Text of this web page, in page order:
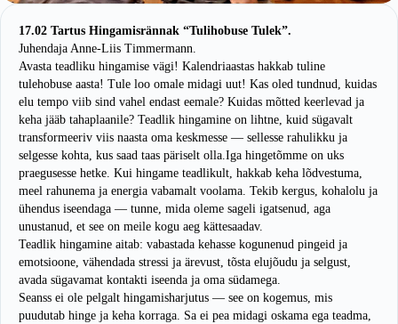
17.02 Tartus Hingamisrännak “Tulihobuse Tulek”.
Juhendaja Anne-Liis Timmermann.
Avasta teadliku hingamise vägi! Kalendriaastas hakkab tuline
tulehobuse aasta! Tule loo omale midagi uut! Kas oled tundnud, kuidas
elu tempo viib sind vahel endast eemale? Kuidas mõtted keerlevad ja
keha jääb tahaplaanile? Teadlik hingamine on lihtne, kuid sügavalt
transformeeriv viis naasta oma keskmesse — sellesse rahulikku ja
selgesse kohta, kus saad taas päriselt olla.Iga hingetõmme on uks
praegusesse hetke. Kui hingame teadlikult, hakkab keha lõdvestuma,
meel rahunema ja energia vabamalt voolama. Tekib kergus, kohalolu ja
ühendus iseendaga — tunne, mida oleme sageli igatsenud, aga
unustanud, et see on meile kogu aeg kättesaadav.
Teadlik hingamine aitab: vabastada kehasse kogunenud pingeid ja
emotsioone, vähendada stressi ja ärevust, tõsta elujõudu ja selgust,
avada sügavamat kontakti iseenda ja oma südamega.
Seanss ei ole pelgalt hingamisharjutus — see on kogemus, mis
puudutab hinge ja keha korraga. Sa ei pea midagi oskama ega teadma,